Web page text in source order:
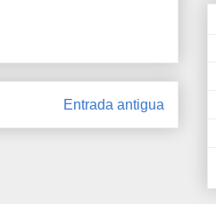
Entrada antigua